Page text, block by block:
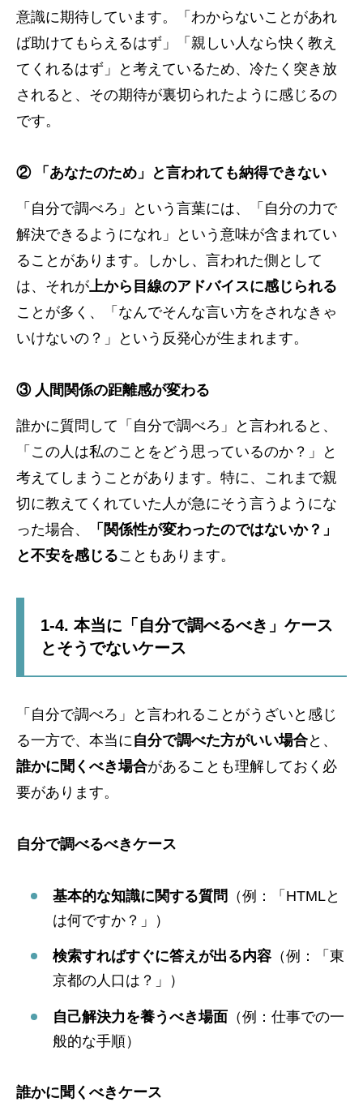
意識に期待しています。「わからないことがあれ
ば助けてもらえるはず」「親しい人なら快く教え
てくれるはず」と考えているため、冷たく突き放
されると、その期待が裏切られたように感じるの
です。
② 「あなたのため」と言われても納得できない
「自分で調べろ」という言葉には、「自分の力で
解決できるようになれ」という意味が含まれてい
ることがあります。しかし、言われた側として
は、それが上から目線のアドバイスに感じられる
ことが多く、「なんでそんな言い方をされなきゃ
いけないの？」という反発心が生まれます。
③ 人間関係の距離感が変わる
誰かに質問して「自分で調べろ」と言われると、
「この人は私のことをどう思っているのか？」と
考えてしまうことがあります。特に、これまで親
切に教えてくれていた人が急にそう言うようにな
った場合、
「関係性が変わったのではないか？」
と不安を感じることもあります。
1-4. 本当に「自分で調べるべき」ケース
とそうでないケース
「自分で調べろ」と言われることがうざいと感じ
る一方で、本当に自分で調べた方がいい場合と、
誰かに聞くべき場合があることも理解しておく必
要があります。
自分で調べるべきケース
基本的な知識に関する質問 （例：「HTMLと
は何ですか？」）
検索すればすぐに答えが出る内容 （例：「東
京都の人口は？」）
自己解決力を養うべき場面 （例：仕事での一
般的な手順）
誰かに聞くべきケース